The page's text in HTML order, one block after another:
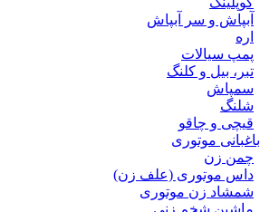
آبپاش و سر آبپاش
اره
پمپ سیالات
تبر، بیل و کلنگ
سمپاش
شلنگ
قیچی و چاقو
باغبانی موتوری
چمن زن
داس موتوری (علف زن)
شمشاد زن موتوری
ماشین شخم زنی